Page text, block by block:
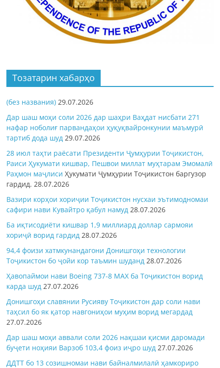
Тозатарин хабарҳо
(без названия) 29.07.2026
Дар шаш моҳи соли 2026 дар шаҳри Ваҳдат нисбати 271
нафар ноболиғ парвандаҳои ҳуқуқвайронкунии маъмурӣ
тартиб дода шуд 29.07.2026
28 июл таҳти раёсати Президенти Ҷумҳурии Тоҷикистон,
Раиси Ҳукумати кишвар, Пешвои миллат муҳтарам Эмомалӣ
Раҳмон маҷлисиҲукумати Ҷумҳурии Тоҷикистон баргузор
гардид.28.07.2026
Вазири корҳои хориҷии Тоҷикистон нусхаи эътимодномаи
сафири нави Кувайтро қабул намуд 28.07.2026
Ба иқтисодиёти кишвар 1,9 миллиард доллар сармояи
хориҷӣ ворид гардид 28.07.2026
94,4 фоизи хатмкунандагони Донишгоҳи технологии
Тоҷикистон бо ҷойи кор таъмин шуданд 28.07.2026
Ҳавопаймои нави Boeing 737-8 MAX ба Тоҷикистон ворид
карда шуд 27.07.2026
Донишгоҳи славянии Русияву Тоҷикистон дар соли нави
таҳсил бо як қатор навгониҳои муҳим ворид мегардад
27.07.2026
Дар шаш моҳи аввали соли 2026 нақшаи қисми даромади
буҷети ноҳияи Варзоб 103,4 фоиз иҷро шуд 27.07.2026
ДДТТ бо 13 созишномаи нави байналмилалӣ ҳамкориро